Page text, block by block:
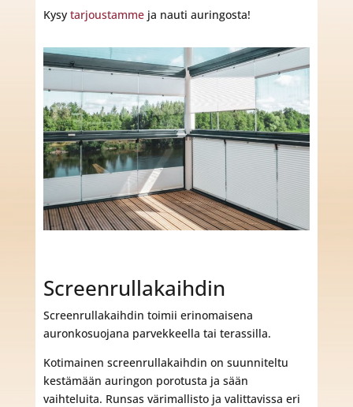
Kysy tarjoustammeja nauti auringosta!
Screenrullakaihdin
Screenrullakaihdin toimii erinomaisena
auronkosuojana parvekkeella tai terassilla.
Kotimainen screenrullakaihdin on suunniteltu
kestämään auringon porotusta ja sään
vaihteluita. Runsas värimallisto ja valittavissa eri